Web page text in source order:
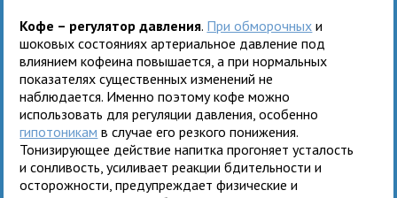
Кофе – регулятор давления. При обморочных и
шоковых состояниях артериальное давление под
влиянием кофеина повышается, а при нормальных
показателях существенных изменений не
наблюдается. Именно поэтому кофе можно
использовать для регуляции давления, особенно
гипотоникам в случае его резкого понижения.
Тонизирующее действие напитка прогоняет усталость
и сонливость, усиливает реакции бдительности и
осторожности, предупреждает физические и